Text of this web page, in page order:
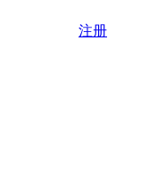
注册